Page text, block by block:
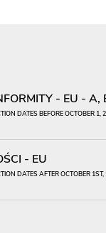
- EU - A,
DATES BEFORE OCTOBER 1,
- EU
DATES AFTER OCTOBER